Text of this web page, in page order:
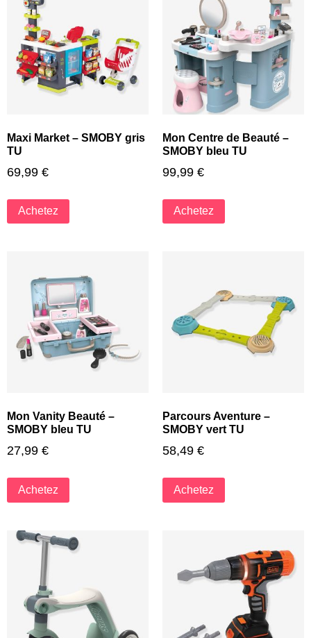
Maxi Market – SMOBY gris
TU
69,99 €
Achetez
Mon Centre de Beauté –
SMOBY bleu TU
99,99 €
Achetez
Mon Vanity Beauté –
SMOBY bleu TU
27,99 €
Achetez
Parcours Aventure –
SMOBY vert TU
58,49 €
Achetez